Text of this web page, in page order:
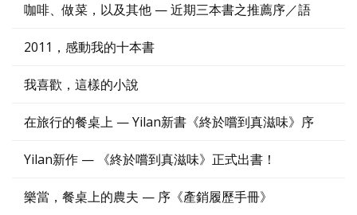
咖啡、做菜，以及其他 — 近期三本書之推薦序／語
2011，感動我的十本書
我喜歡，這樣的小說
在旅行的餐桌上 — Yilan新書《終於嚐到真滋味》序
Yilan新作 — 《終於嚐到真滋味》正式出書！
樂當，餐桌上的農夫 — 序《產銷履歷手冊》